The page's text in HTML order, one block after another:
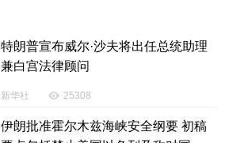
特朗普宣布威尔·沙夫将出任总统助理
兼白宫法律顾问
新华社 25308
伊朗批准霍尔木兹海峡安全纲要 初稿